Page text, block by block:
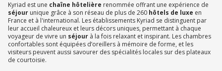
Kyriad est une chaîne hôtelière renommée offrant une expérience de
séjour unique grâce à son réseau de plus de 260 hôtels de luxe en
France et à l'international. Les établissements Kyriad se distinguent par
leur accueil chaleureux et leurs décors uniques, permettant à chaque
voyageur de vivre un séjour à la fois relaxant et inspirant. Les chambres
confortables sont équipées d’oreillers à mémoire de forme, et les
visiteurs peuvent aussi savourer des spécialités locales sur des plateaux
de courtoisie.